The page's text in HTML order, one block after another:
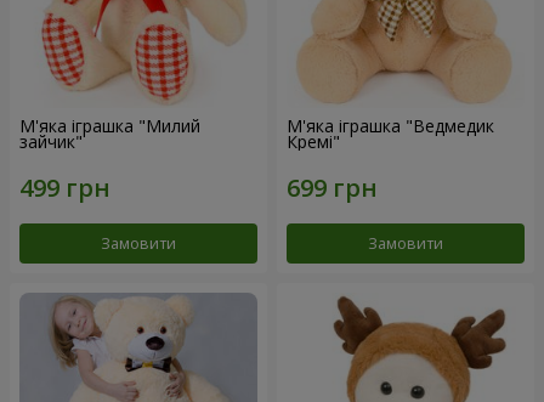
М'яка іграшка "Милий
зайчик"
Замовити
М'яка іграшка "Ведмедик
Кремі"
Замовити